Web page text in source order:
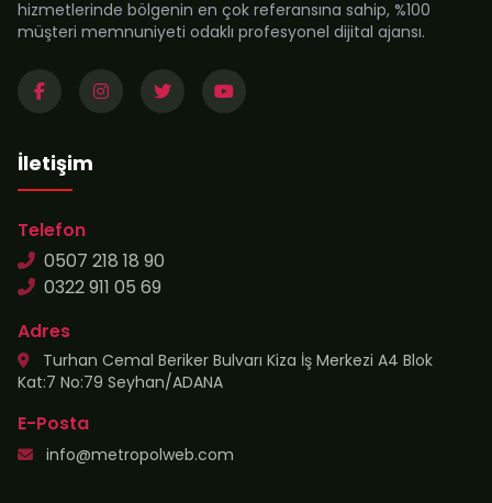
hizmetlerinde bölgenin en çok referansına sahip, %100
müşteri memnuniyeti odaklı profesyonel dijital ajansı.
İletişim
Telefon
0507 218 18 90
0322 911 05 69
Adres
Turhan Cemal Beriker Bulvarı Kiza İş Merkezi A4 Blok
Kat:7 No:79 Seyhan/ADANA
E-Posta
info@metropolweb.com